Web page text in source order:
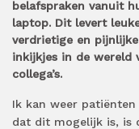
belafspraken vanuit
laptop. Dit levert
verdrietige en
inkijkjes in de wereld
collega’s.
Ik kan weer
dat dit mogelijk is, is